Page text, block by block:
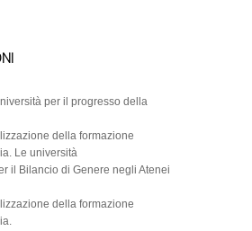
per il progresso della
della formazione
Le università
il Bilancio di Genere negli Atenei
della formazione